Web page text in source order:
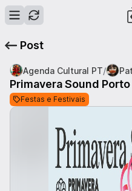
Post
Agenda Cultural PT/
Primavera Sound
Festas e Festivais